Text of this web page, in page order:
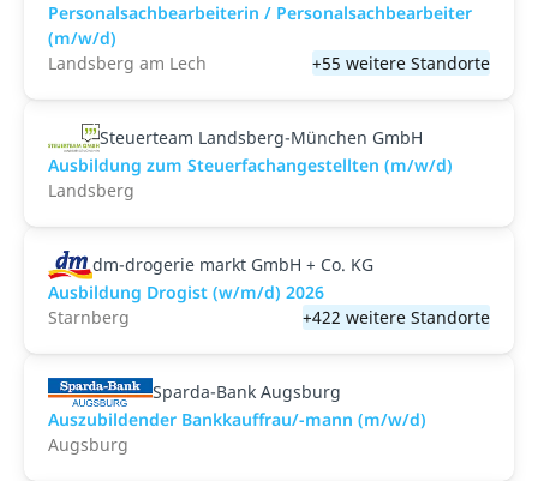
Personalsachbearbeiterin / Personalsachbearbeiter
(m/w/d)
Landsberg am Lech
+55 weitere Standorte
Steuerteam Landsberg-München GmbH
Ausbildung zum Steuerfachangestellten (m/w/d)
Landsberg
dm-drogerie markt GmbH + Co. KG
Ausbildung Drogist (w/m/d) 2026
Starnberg
+422 weitere Standorte
Sparda-Bank Augsburg
Auszubildender Bankkauffrau/-mann (m/w/d)
Augsburg